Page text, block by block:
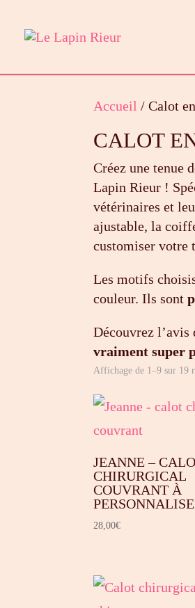
Accueil / Calot
CALOT
Créez une tenue
Lapin Rieur !
vétérinaires et
ajustable, la
customiser votre
Les motifs
couleur. Ils sont
Découvrez
vraiment super
Affichage de 1–9 sur 19
JEANNE –
CHIRURGICAL
COUVRANT À
28,00€